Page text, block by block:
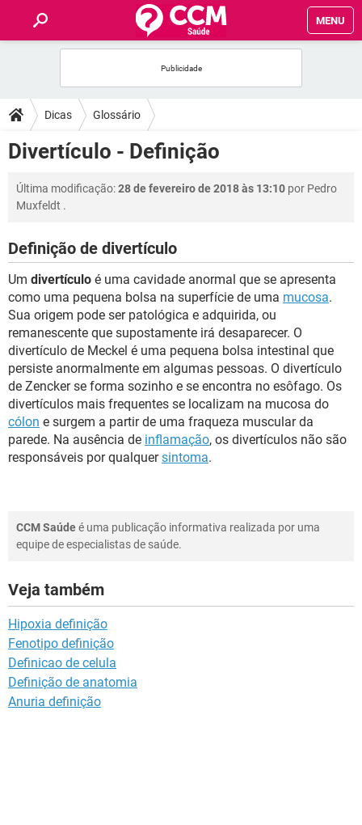
MENU
FÓRUM
SAÚDE
FAMÍLIA
SEXUALIDADE
GLOSSÁRIO
Dicas Glossário
Divertículo - Definição
Última modificação:28 de fevereiro de 2018 às 13:10 por Pedro
Muxfeldt .
Definição de divertículo
Um divertículo é uma cavidade anormal que se apresenta
como uma pequena bolsa na superfície de uma mucosa.
Sua origem pode ser patológica e adquirida, ou
remanescente que supostamente irá desaparecer. O
divertículo de Meckel é uma pequena bolsa intestinal que
persiste anormalmente em algumas pessoas. O divertículo
de Zencker se forma sozinho e se encontra no esôfago. Os
divertículos mais frequentes se localizam na mucosa do
cólon e surgem a partir de uma fraqueza muscular da
parede. Na ausência de inflamação, os divertículos não são
responsáveis por qualquersintoma.
CCM Saúdeé uma publicação informativa realizada por uma
equipe de especialistas de saúde.
Veja também
Hipoxia definição
Fenotipo definição
Definicao de celula
Definição de anatomia
Anuria definição